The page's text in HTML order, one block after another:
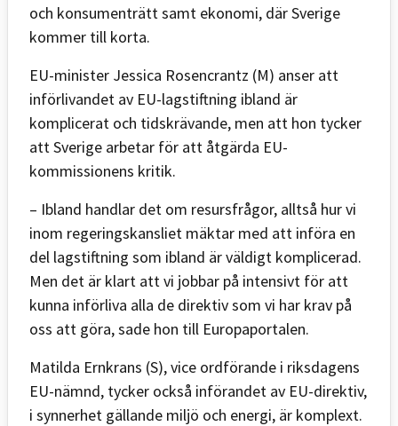
och konsumenträtt samt ekonomi, där Sverige
kommer till korta.
EU-minister Jessica Rosencrantz (M) anser att
införlivandet av EU-lagstiftning ibland är
komplicerat och tidskrävande, men att hon tycker
att Sverige arbetar för att åtgärda EU-
kommissionens kritik.
– Ibland handlar det om resursfrågor, alltså hur vi
inom regeringskansliet mäktar med att införa en
del lagstiftning som ibland är väldigt komplicerad.
Men det är klart att vi jobbar på intensivt för att
kunna införliva alla de direktiv som vi har krav på
oss att göra, sade hon till Europaportalen.
Matilda Ernkrans (S), vice ordförande i riksdagens
EU-nämnd, tycker också införandet av EU-direktiv,
i synnerhet gällande miljö och energi, är komplext.